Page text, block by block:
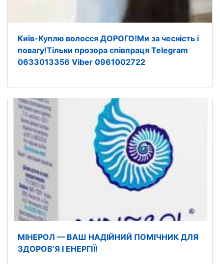
Київ-Куплю волосся ДОРОГО!Ми за чесність і
повагу!Тільки прозора співпраця Telegram
0633013356 Viber 0961002722
МІНЕРОЛ — ВАШ НАДІЙНИЙ ПОМІЧНИК ДЛЯ
ЗДОРОВ’Я І ЕНЕРГІЇ!